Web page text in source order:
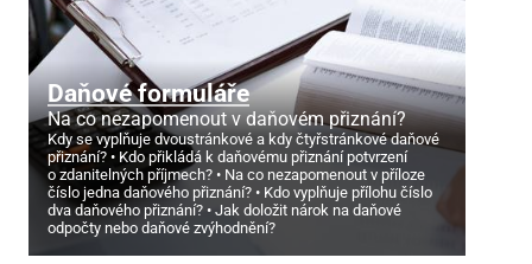
Daňové formuláře
Na co nezapomenout v daňovém přiznání?
Kdy se vyplňuje dvoustránkové a kdy čtyřstránkové daňové
přiznání?
Kdo přikládá k daňovému přiznání potvrzení
o zdanitelných příjmech?
Na co nezapomenout v příloze
číslo jedna daňového přiznání?
Kdo vyplňuje přílohu číslo
dva daňového přiznání?
Jak doložit nárok na daňové
odpočty nebo daňové zvýhodnění?